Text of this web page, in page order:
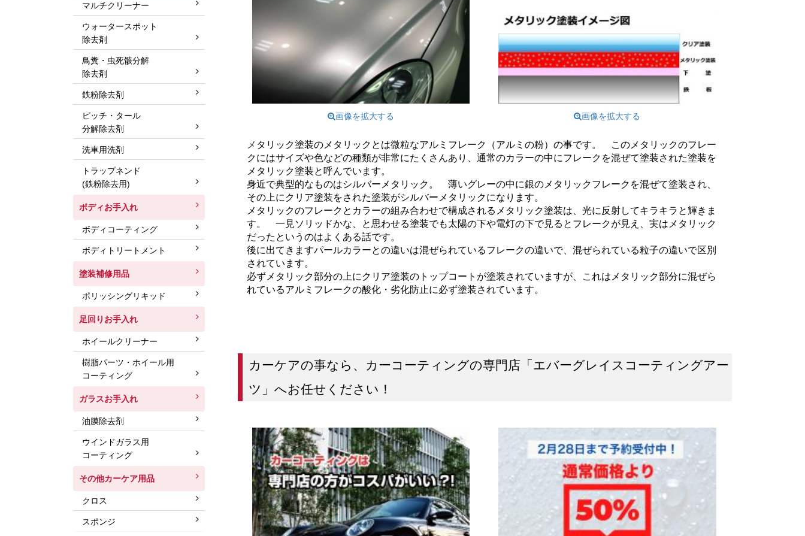
画像を拡大する 画像を拡大する
メ タリック塗装のメタリックとは微粒なアルミフレーク（アルミの粉）の事です。 このメタリックのフレー
クにはサイズや色などの種類が非常にたくさんあり、通常のカラーの中にフレークを混ぜて塗装された塗装を
メタリック塗装と呼んでいます。
身近で典型的なものはシルバーメタリック。 薄いグレーの中に銀のメタリックフレークを混ぜて塗装され、
その上にクリア塗装をされた塗装がシルバーメタリックになります。
メタリックのフレークとカラーの組み合わせで構成されるメタリック塗装は、光に反射してキラキラと輝きま
す。 一見ソリッドかな、と思わせる塗装でも太陽の下や電灯の下で見るとフレークが見え、実はメタリック
だったというのはよくある話です。
後に出てきますパールカラーとの違いは混ぜられているフレークの違いで、混ぜられている粒子の違いで区別
されています。
必ずメタリック部分の上にクリア塗装のトップコートが塗装されていますが、これはメタリック部分に混ぜら
れているアルミフレークの酸化・劣化防止に必ず塗装されています。
カーケアの事なら、カーコーティングの専門店「エバーグレイスコーティングアー
ツ」へお任せください！
マルチクリーナー
ウォータースポット
除去剤
鳥糞・虫死骸分解
除去剤
鉄粉除去剤
ピッチ・タール
分解除去剤
洗車用洗剤
トラップネンド
(鉄粉除去用)
ボディお手入れ
ボディコーティング
ボディトリートメント
塗装補修用品
ポリッシングリキッド
足回りお手入れ
ホイールクリーナー
樹脂パーツ・ホイール用
コーティング
ガラスお手入れ
油膜除去剤
ウインドガラス用
コーティング
その他カーケア用品
クロス
スポンジ